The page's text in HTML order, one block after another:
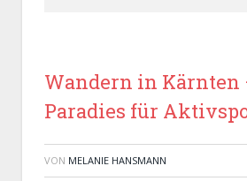
Wandern in Kärnten
Paradies für
VON MELANIE HANSMANN